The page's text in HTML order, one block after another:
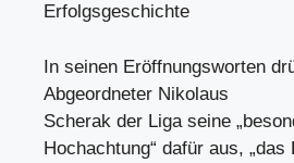
Erfolgsgeschichte
In seinen Eröffnungsworten
Abgeordneter Nikolaus
Scherak der Liga seine
Hochachtung“ dafür aus, „das